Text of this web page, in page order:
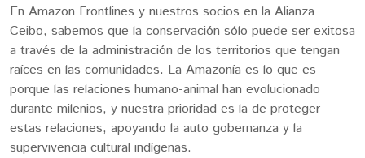
En Amazon Frontlines y nuestros socios en la Alianza
Ceibo, sabemos que la conservación sólo puede ser exitosa
a través de la administración de los territorios que tengan
raíces en las comunidades. La Amazonía es lo que es
porque las relaciones humano-animal han evolucionado
durante milenios, y nuestra prioridad es la de proteger
estas relaciones, apoyando la auto gobernanza y la
supervivencia cultural indígenas.